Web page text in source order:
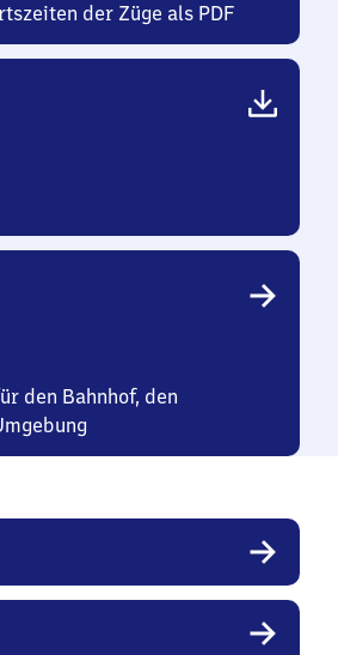
der Züge als PDF
den Bahnhof, den